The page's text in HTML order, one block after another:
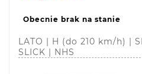
Obecnie brak na stanie
LATO | H (do 210 km/h) |
SLICK | NHS